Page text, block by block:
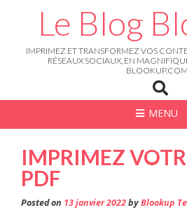
Le Blog
IMPRIMEZ ET TRANSFORMEZ VOS
RÉSEAUX SOCIAUX, EN
BLOOKUP.COM
MENU
IMPRIMEZ
PDF
Posted on 13 janvier 2022byBlookup